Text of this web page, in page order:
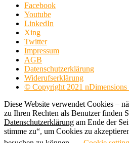
Facebook
Youtube
LinkedIn
Xing
Twitter
Impressum
AGB
Datenschutzerklärung
Widerufserklärung
© Copyright 2021
Diese Website verwendet Cookies –
zu Ihren Rechten als Benutzer finden
Datenschutzerklärung am Ende der
stimme zu“, um Cookies zu